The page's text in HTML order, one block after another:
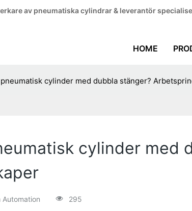
av pneumatiska cylindrar & leverantör
HOME
pneumatisk cylinder med dubbla stänger?
cylinder med
Automation 295